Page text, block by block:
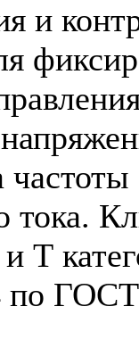
и
тока.
Т
по